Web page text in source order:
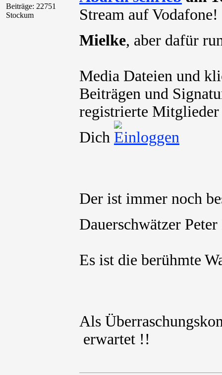
Beiträge: 22751
Stockum
Stream auf
Mielke, aber dafür
Media Dateien und
Beiträgen und
registrierte
Dich
Der ist immer noch
Dauerschwätzer
Es ist die berühmte
Als
erwartet !!